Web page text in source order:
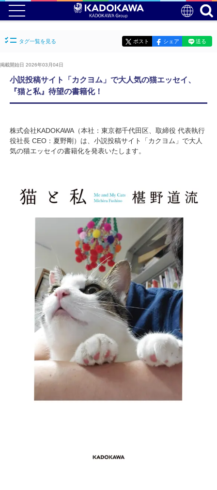
タグ一覧を見る ポスト シェア 送る
掲載開始日 2026年03月04日
小説投稿サイト「カクヨム」で大人気の猫エッセイ、
『猫と私』待望の書籍化！
株式会社KADOKAWA（本社：東京都千代田区、取締役 代表執行
役社長 CEO：夏野剛）は、小説投稿サイト「カクヨム」で大人
気の猫エッセイの書籍化を発表いたします。